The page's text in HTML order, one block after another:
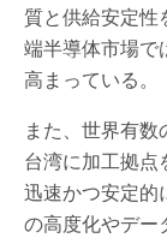
質と供給安定
端半導体市場で
高まっている。
また、世界有
台湾に加工拠点
迅速かつ安定的
の高度化やデー